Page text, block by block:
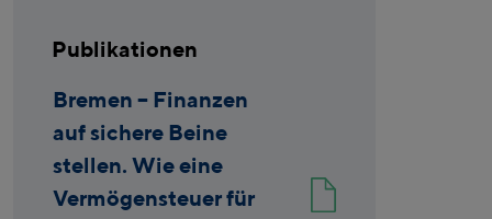
Publikationen
Bremen – Finanzen
auf sichere Beine
stellen. Wie eine
Vermögensteuer für